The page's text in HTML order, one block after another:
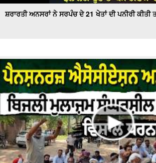
ਸ਼ਰਾਰਤੀ ਅਨਸਰਾਂ ਨੇ ਸਰਪੰਚ ਦੇ 21 ਖੇਤਾਂ ਦੀ ਪਨੀਰੀ ਕੀਤੀ